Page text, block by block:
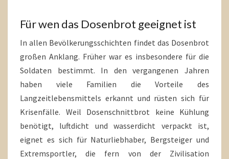
Für wen das Dosenbrot geeignet ist
In allen Bevölkerungsschichten findet das Dosenbrot
großen Anklang. Früher war es insbesondere für die
Soldaten bestimmt. In den vergangenen Jahren
haben viele Familien die Vorteile des
Langzeitlebensmittels erkannt und rüsten sich für
Krisenfälle. Weil Dosenschnittbrot keine Kühlung
benötigt, luftdicht und wasserdicht verpackt ist,
eignet es sich für Naturliebhaber, Bergsteiger und
Extremsportler, die fern von der Zivilisation